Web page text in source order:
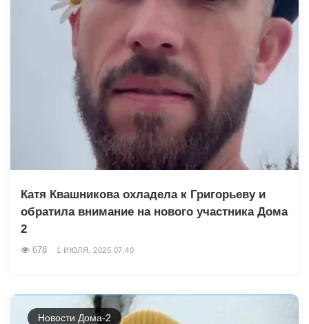
Катя Квашникова охладела к Григорьеву и
обратила внимание на нового участника Дома
2
678 1 ИЮЛЯ, 2025 07:40
Новости Дома-2